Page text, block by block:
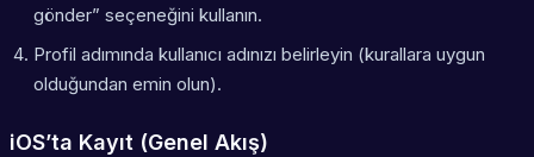
gönder” seçeneğini kullanın.
Profil adımında kullanıcı adınızı belirleyin (kurallara uygun
olduğundan emin olun).
iOS’ta Kayıt (Genel Akış)